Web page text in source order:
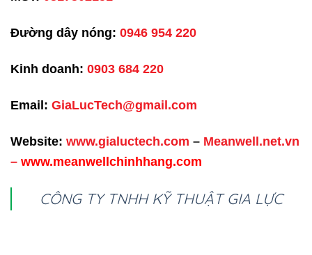
Đường dây nóng: 0946 954 220
Kinh doanh: 0903 684 220
Email: GiaLucTech@gmail.com
Website: www.gialuctech.com – Meanwell.net.vn
– www.meanwellchinhhang.com
CÔNG TY TNHH KỸ THUẬT GIA LỰC